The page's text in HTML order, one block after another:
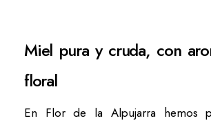
Miel pura y cruda, con
floral
En Flor de la Alpujarra hemos